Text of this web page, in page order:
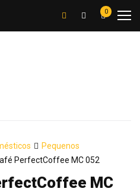
0
Pequenos
PerfectCoffee MC 052
MC